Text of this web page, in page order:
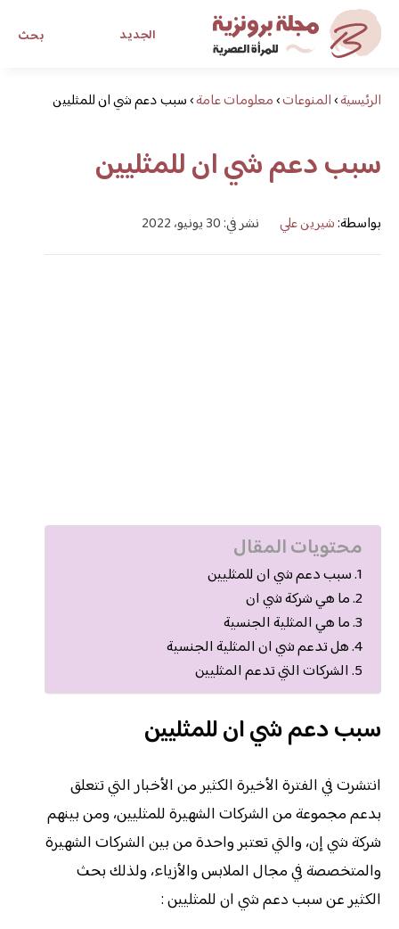
بحث الجديد
مجلة برونزية للفتاة العصرية
ابحث عن أي موضوع يهمك
الرئيسية›المنوعات›معلومات عامة›سبب دعم شي ان للمثليين
سبب دعم شي ان للمثليين
بواسطة:شيرين علي نشر في: 30 يونيو، 2022
محتويات المقال
سبب دعم شي ان للمثليين
ما هي شركة شي ان
ما هي المثلية الجنسية
هل تدعم شي ان المثلية الجنسية
الشركات التي تدعم المثليين
سبب دعم شي ان للمثليين
انتشرت في الفترة الأخيرة الكثير من الأخبار التي تتعلق
بدعم مجموعة من الشركات الشهيرة للمثليين، ومن بينهم
شركة شي إن، والتي تعتبر واحدة من بين الشركات الشهيرة
والمتخصصة في مجال الملابس والأزياء، ولذلك بحث
الكثير عن سبب دعم شي ان للمثليين :